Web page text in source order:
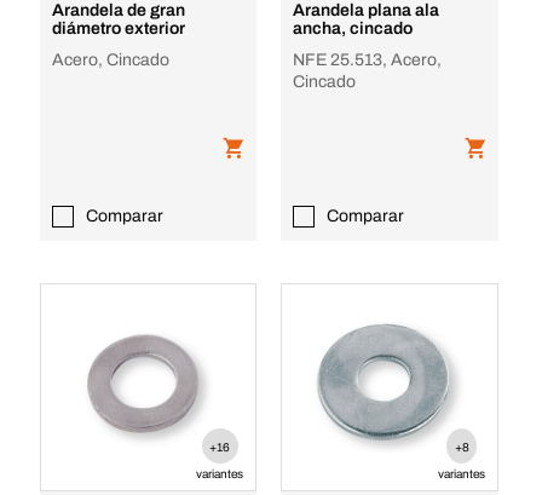
Arandela de gran
diámetro exterior
Acero, Cincado
Comparar
Arandela plana ala
ancha, cincado
NFE 25.513, Acero,
Cincado
Comparar
+16
variantes
+8
variantes